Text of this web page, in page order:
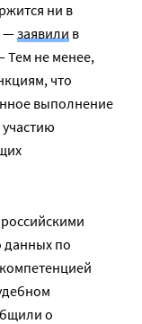
ни в
—заявили в
Тем не менее,
что
выполнение
данных по
о